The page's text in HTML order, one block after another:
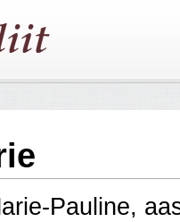
Pauline,